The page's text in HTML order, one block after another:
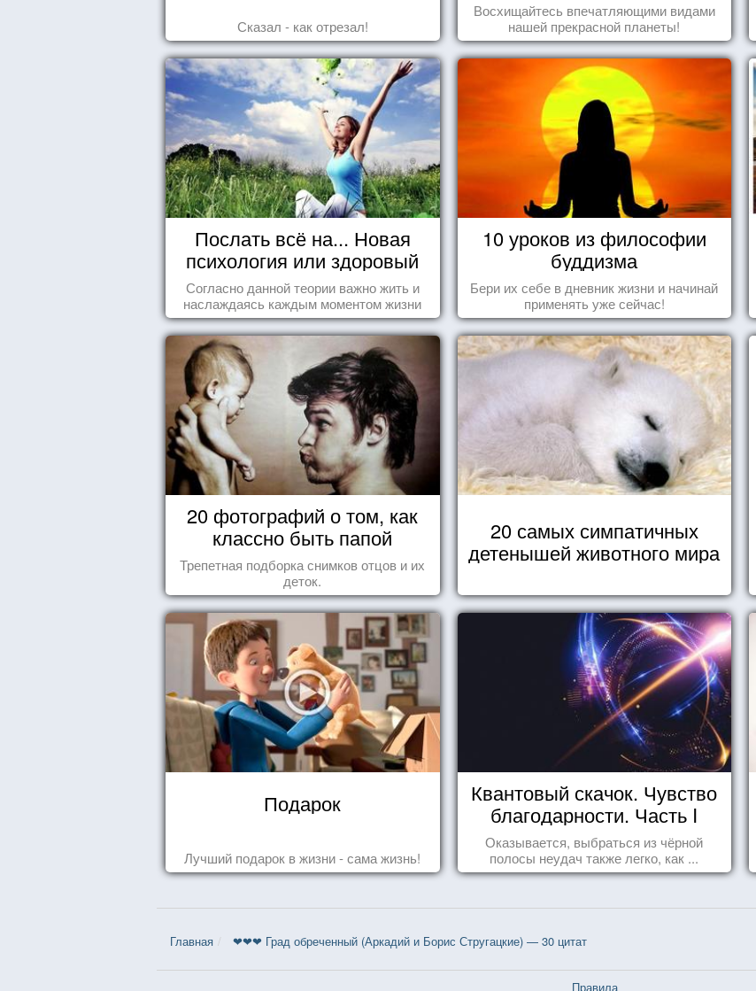
Сказал - как отрезал!
Восхищайтесь впечатляющими видами
нашей прекрасной планеты!
Послать всё на... Новая
психология или здоровый
пофигизм.
Согласно данной теории важно жить и
наслаждаясь каждым моментом жизни
осознанно и с удовольствием. Как это,
попробуем разобраться на реальных
10 уроков из философии
буддизма
Бери их себе в дневник жизни и начинай
применять уже сейчас!
20 фотографий о том, как
классно быть папой
Трепетная подборка снимков отцов и их
деток.
20 самых симпатичных
детенышей животного мира
Подарок
Лучший подарок в жизни - сама жизнь!
Квантовый скачок. Чувство
благодарности. Часть I
Оказывается, выбраться из чёрной
полосы неудач также легко, как ...
Главная ❤❤❤ Град обреченный (Аркадий и Борис Стругацкие) — 30 цитат
Правила